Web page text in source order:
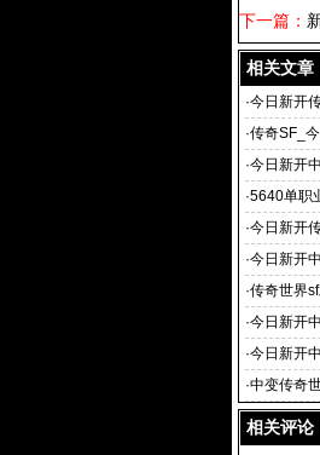
下一篇：
相关文章
·今日新开
新版传奇,今
·传奇SF_
·今日新开
世私服,中
·5640单职
游传奇网站
·今日新开
·今日新开
网,新开传
·传奇世界
f,今日新开
·今日新开
的新开传
·今日新开
奇
·中变传奇
奇世界sf,
相关评论